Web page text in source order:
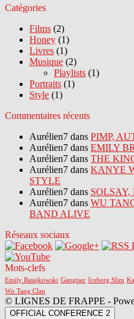
Catégories
Films (2)
Honey (1)
Livres (1)
Musique (2)
Playlists (1)
Portraits (1)
Style (1)
Commentaires récents
Aurélien7 dans PIMP,
Aurélien7 dans EMILY
Aurélien7 dans THE
Aurélien7 dans KANYE
STYLE
Aurélien7 dans SOLSAY,
Aurélien7 dans WU
BAND ALIVE
Réseaux sociaux
Mots-clefs
Emily Ratajkowski Gangtser Iceberg Slim
Wu Tang Clan
© LIGNES DE FRAPPE -
OFFICIAL CONFERENCE 2